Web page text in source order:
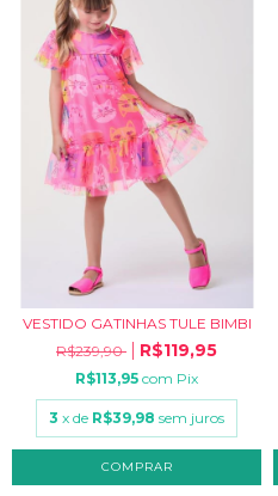
VESTIDO GATINHAS TULE BIMBI
R$239,90
R$119,95
R$113,95 com Pix
3 x de R$39,98 sem juros
COMPRAR